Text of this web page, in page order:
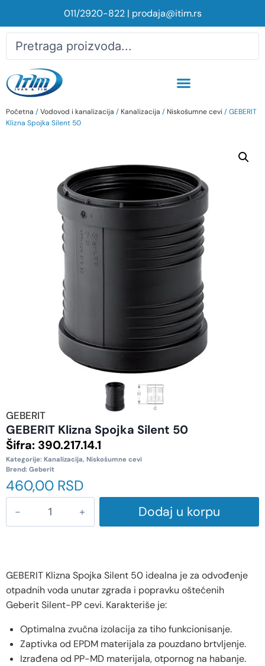
011/2920-822| prodaja@itim.rs
Početna /Vodovod i kanalizacija / Kanalizacija / Niskošumne cevi / GEBERIT
Klizna Spojka Silent 50
GEBERIT
GEBERIT Klizna Spojka Silent 50
Šifra: 390.217.14.1
Kategorije: Kanalizacija, Niskošumne cevi
Brend: Geberit
460,00 RSD
Dodaj u korpu
GEBERIT Klizna Spojka Silent 50 idealna je za odvođenje
otpadnih voda unutar zgrada i popravku oštećenih
Geberit Silent-PP cevi. Karakteriše je:
Optimalna zvučna izolacija za tiho funkcionisanje.
Zaptivka od EPDM materijala za pouzdano brtvljenje.
Izrađena od PP-MD materijala, otpornog na habanje.